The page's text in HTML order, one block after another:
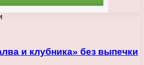
и клубника» без выпечки